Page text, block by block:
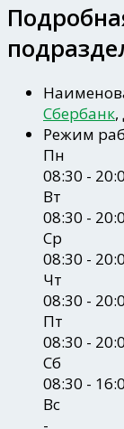
Сбербанк,
Режим
Пн
08:30 -
Вт
08:30 -
Ср
08:30 -
Чт
08:30 -
Пт
08:30 -
Сб
08:30 -
Вс
-